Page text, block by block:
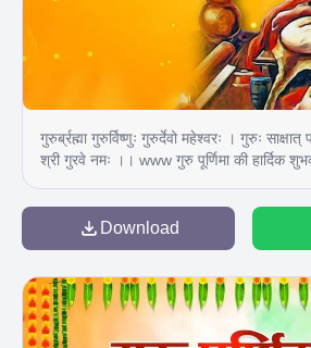
गुरुर्ब्रह्मा गुरुर्विष्णुः गुरुर्देवो महेश्वरः । गुरुः
श्री गुरवे नमः ।। www गुरु पूर्णिमा की हार्दिक
Download